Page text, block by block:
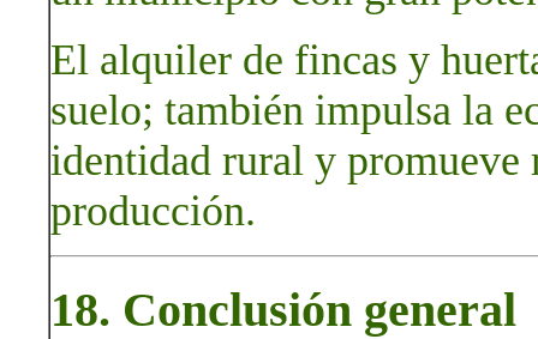
El alquiler de fincas y
suelo; también impulsa la
identidad rural y promueve
producción.
18. Conclusión general